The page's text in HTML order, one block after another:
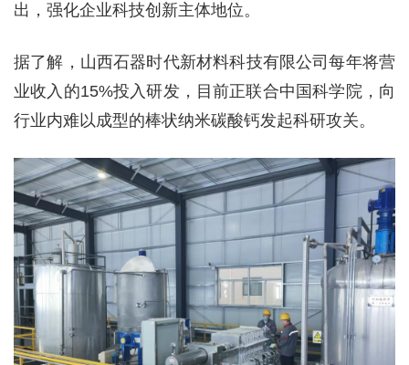
出，强化企业科技创新主体地位。
据了解，山西石器时代新材料科技有限公司每年将营
业收入的15%投入研发，目前正联合中国科学院，向
行业内难以成型的棒状纳米碳酸钙发起科研攻关。